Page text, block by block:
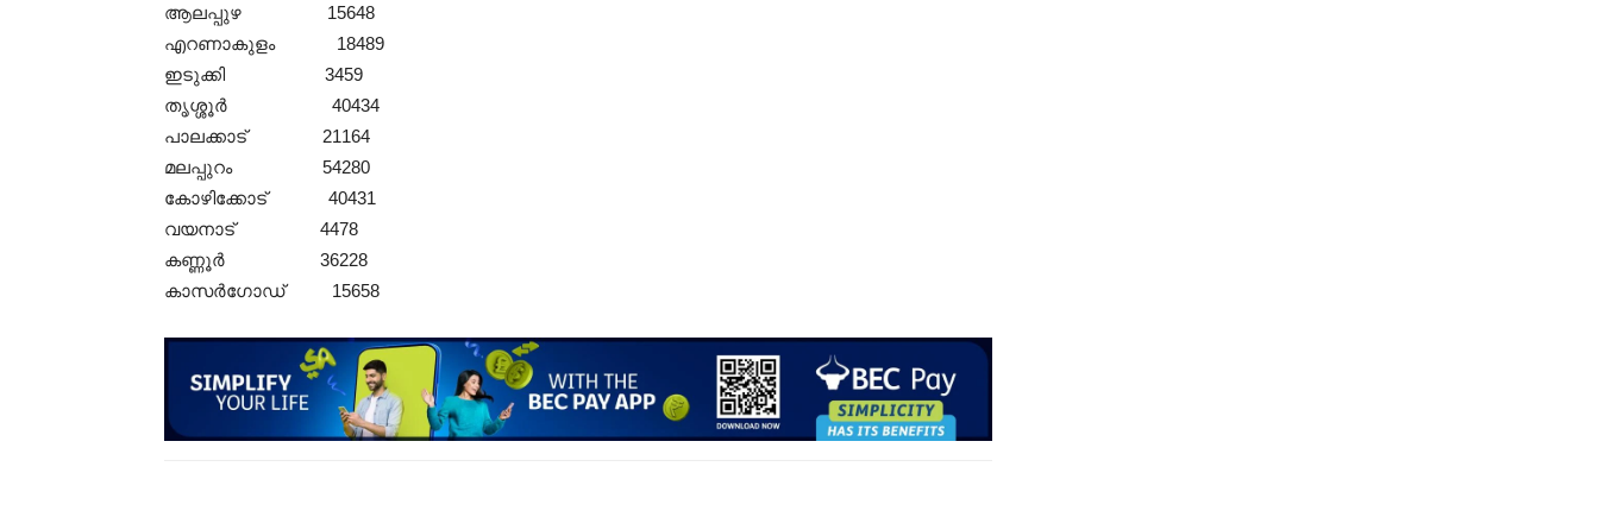
ആലപ്പുഴ 15648
എറണാകുളം 18489
ഇടുക്കി 3459
തൃശ്ശൂർ 40434
പാലക്കാട് 21164
മലപ്പുറം 54280
കോഴിക്കോട് 40431
വയനാട് 4478
കണ്ണൂർ 36228
കാസർഗോഡ് 15658